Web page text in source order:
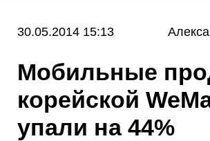
30.05.2014 15:13
Мобильные
корейской
упали на 44%